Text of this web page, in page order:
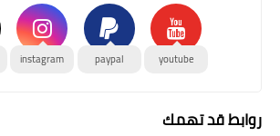
youtube
paypal
instagram
روابط قد تهمك